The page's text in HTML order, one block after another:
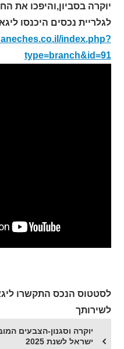
יוקרה בסביון,והיפכו את החלום
לגלריית נכסים היכנסו
index.php?
type=branch&id=91
לסטטוס הנכס התקשרו
לשירותך
יוקרה וסגנון-הצבעים
ישראל לשנת 2025